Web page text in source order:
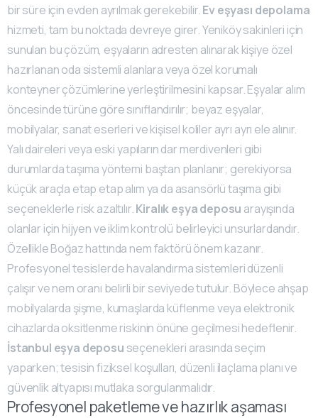
bir süre için evden ayrılmak gerekebilir.Ev eşyası depolama
hizmeti, tam bu noktada devreye girer. Yeniköy sakinleri için
sunulan bu çözüm, eşyaların adresten alınarak kişiye özel
hazırlanan oda sistemli alanlara veya özel korumalı
konteyner çözümlerine yerleştirilmesini kapsar. Eşyalar alım
öncesinde türüne göre sınıflandırılır; beyaz eşyalar,
mobilyalar, sanat eserleri ve kişisel koliler ayrı ayrı ele alınır.
Yalı daireleri veya eski yapıların dar merdivenleri gibi
durumlarda taşıma yöntemi baştan planlanır; gerekiyorsa
küçük araçla etap etap alım ya da asansörlü taşıma gibi
seçeneklerle risk azaltılır.Kiralık eşya deposu arayışında
olanlar için hijyen ve iklim kontrolü belirleyici unsurlardandır.
Özellikle Boğaz hattında nem faktörü önem kazanır.
Profesyonel tesislerde havalandırma sistemleri düzenli
çalışır ve nem oranı belirli bir seviyede tutulur. Böylece ahşap
mobilyalarda şişme, kumaşlarda küflenme veya elektronik
cihazlarda oksitlenme riskinin önüne geçilmesi hedeflenir.
İstanbul eşya deposu seçenekleri arasında seçim
yaparken; tesisin fiziksel koşulları, düzenli ilaçlama planı ve
güvenlik altyapısı mutlaka sorgulanmalıdır.
Profesyonel paketleme ve hazırlık aşaması